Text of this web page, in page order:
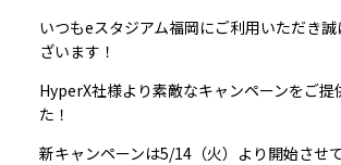
いつもeスタジアム福岡にご利用いただき
ざいます！
HyperX社様より素敵なキャンペーンをご提
た！
新キャンペーンは5/14（火）より開始させ